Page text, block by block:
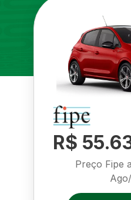
R$
Preço Fipe